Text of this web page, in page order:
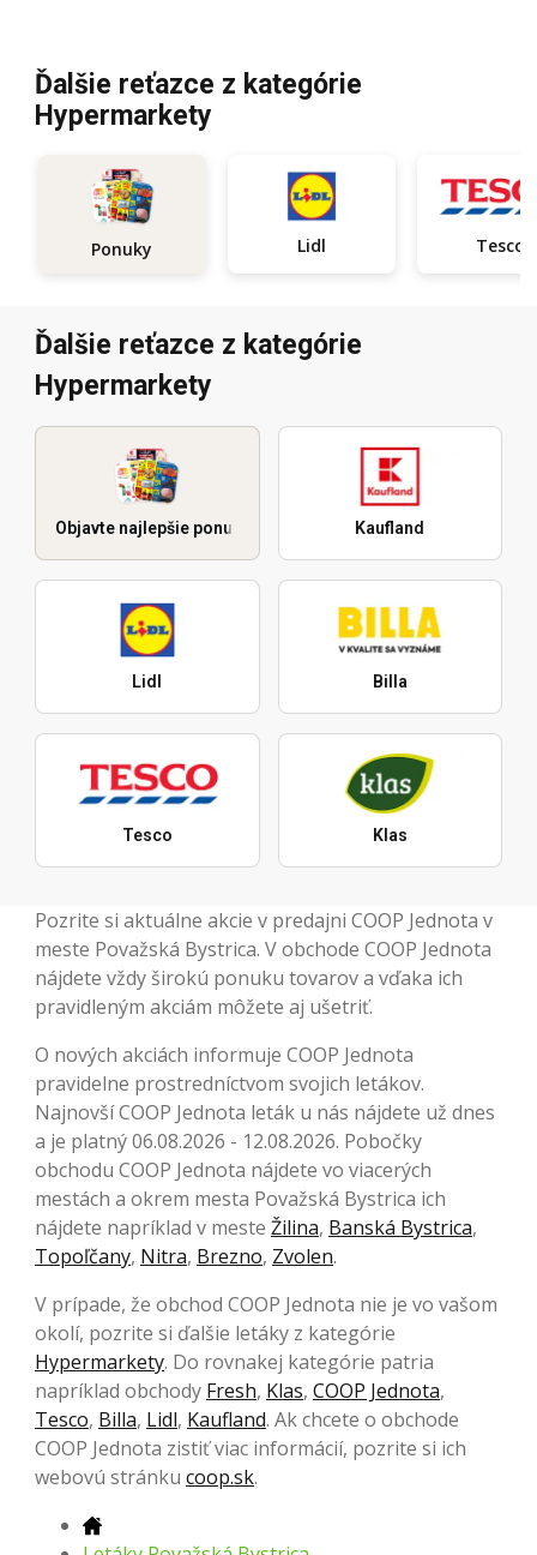
Ďalšie reťazce z kategórie
Hypermarkety
Ponuky Lidl Tesco
Ďalšie reťazce z kategórie
Hypermarkety
Objavte najlepšie ponuky Kaufland
Lidl Billa
Tesco Klas
Pozrite si aktuálne akcie v predajni COOP Jednota v
meste Považská Bystrica. V obchode COOP Jednota
nájdete vždy širokú ponuku tovarov a vďaka ich
pravidleným akciám môžete aj ušetriť.
O nových akciách informuje COOP Jednota
pravidelne prostredníctvom svojich letákov.
Najnovší COOP Jednota leták u nás nájdete už dnes
a je platný 06.08.2026 - 12.08.2026. Pobočky
obchodu COOP Jednota nájdete vo viacerých
mestách a okrem mesta Považská Bystrica ich
nájdete napríklad v meste Žilina, Banská Bystrica,
Topoľčany, Nitra, Brezno, Zvolen.
V prípade, že obchod COOP Jednota nie je vo vašom
okolí, pozrite si ďalšie letáky z kategórie
Hypermarkety. Do rovnakej kategórie patria
napríklad obchody Fresh, Klas, COOP Jednota,
Tesco, Billa, Lidl, Kaufland. Ak chcete o obchode
COOP Jednota zistiť viac informácií, pozrite si ich
webovú stránku coop.sk.